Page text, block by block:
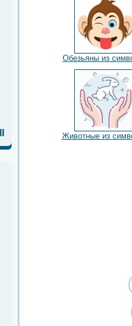
Обезьяны из
Животные из